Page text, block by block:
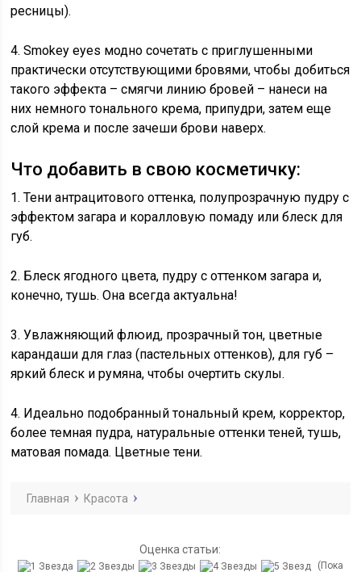
ресницы).
4. Smokey eyes модно сочетать с приглушенными
практически отсутствующими бровями, чтобы добиться
такого эффекта – смягчи линию бровей – нанеси на
них немного тонального крема, припудри, затем еще
слой крема и после зачеши брови наверх.
Что добавить в свою косметичку:
1. Тени антрацитового оттенка, полупрозрачную пудру с
эффектом загара и коралловую помаду или блеск для
губ.
2. Блеск ягодного цвета, пудру с оттенком загара и,
конечно, тушь. Она всегда актуальна!
3. Увлажняющий флюид, прозрачный тон, цветные
карандаши для глаз (пастельных оттенков), для губ –
яркий блеск и румяна, чтобы очертить скулы.
4. Идеально подобранный тональный крем, корректор,
более темная пудра, натуральные оттенки теней, тушь,
матовая помада. Цветные тени.
Главная Красота
Оценка статьи:
(Пока